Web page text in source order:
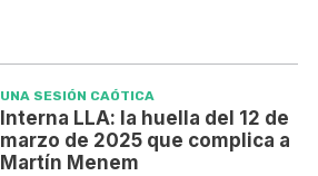
UNA SESIÓN CAÓTICA
Interna LLA: la huella del 12 de
marzo de 2025 que complica a
Martín Menem